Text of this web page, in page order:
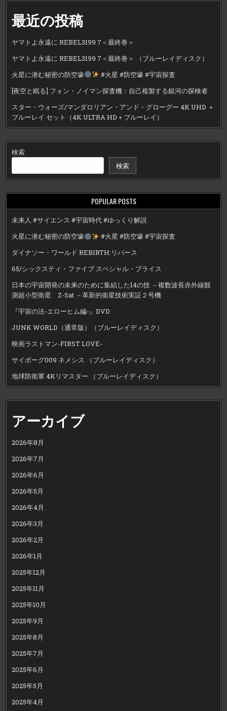
最近の投稿
ヤマトよ永遠に REBEL3199 7＜最終巻＞
ヤマトよ永遠に REBEL3199 7＜最終巻＞ （ブルーレイディスク）
火星に潜む秘密の防空壕
#火星 #防空壕 #宇宙探査
[夜空と眠る] フォン・ノイマン探査機：自己複製する銀河の探検者
スター・ウォーズ/マンダロリアン・アンド・グローグー 4K UHD ＋
ブルーレイ セット（4K ULTRA HD＋ブルーレイ）
検索
検索
POPULAR POSTS
未来人 #サイエンス #宇宙時代 #ゆっくり解説
火星に潜む秘密の防空壕
#火星 #防空壕 #宇宙探査
ダイナソー・ワールド REBIRTH:リバース
65/シックスティ・ファイブ スペシャル・プライス
日本の宇宙開発の未来のために集結した14の技 －複数波長赤外線観
測超小型衛星 Z-Sat －革新的衛星技術実証２号機
『宇宙の法-エローヒム編-』DVD
JUNK WORLD（通常版）（ブルーレイディスク）
映画ラストマン-FIRST LOVE-
サイボーグ009 ネメシス （ブルーレイディスク）
地球防衛軍 4Kリマスター （ブルーレイディスク）
アーカイブ
2026年8月
2026年7月
2026年6月
2026年5月
2026年4月
2026年3月
2026年2月
2026年1月
2025年12月
2025年11月
2025年10月
2025年9月
2025年8月
2025年7月
2025年6月
2025年5月
2025年4月